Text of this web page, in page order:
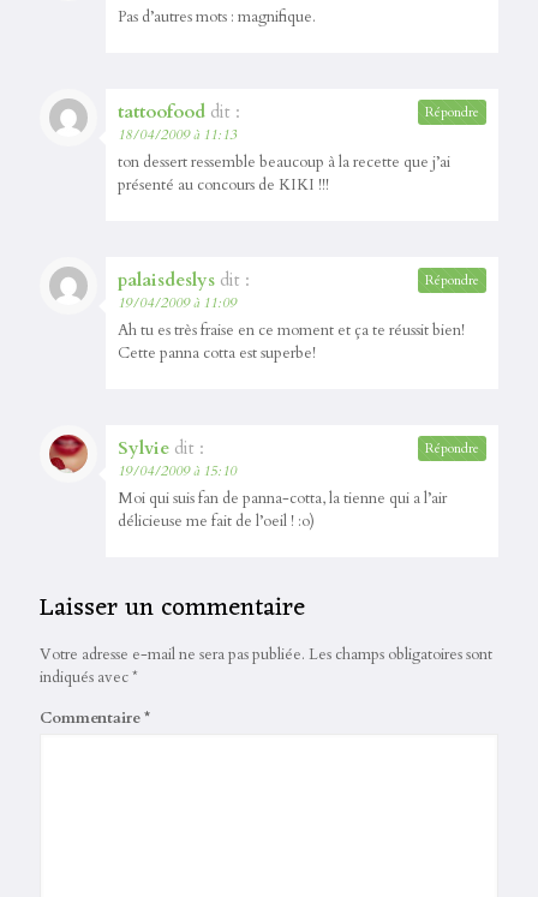
Pas d’autres mots : magnifique.
tattoofood dit :
18/04/2009 à 11:13
ton dessert ressemble beaucoup à la recette que j’ai
présenté au concours de KIKI !!!
Répondre
palaisdeslys dit :
19/04/2009 à 11:09
Ah tu es très fraise en ce moment et ça te réussit bien!
Cette panna cotta est superbe!
Répondre
Sylvie dit :
19/04/2009 à 15:10
Moi qui suis fan de panna-cotta, la tienne qui a l’air
délicieuse me fait de l’oeil ! :o)
Répondre
Laisser un commentaire
Votre adresse e-mail ne sera pas publiée. Les champs obligatoires sont
indiqués avec*
Commentaire*